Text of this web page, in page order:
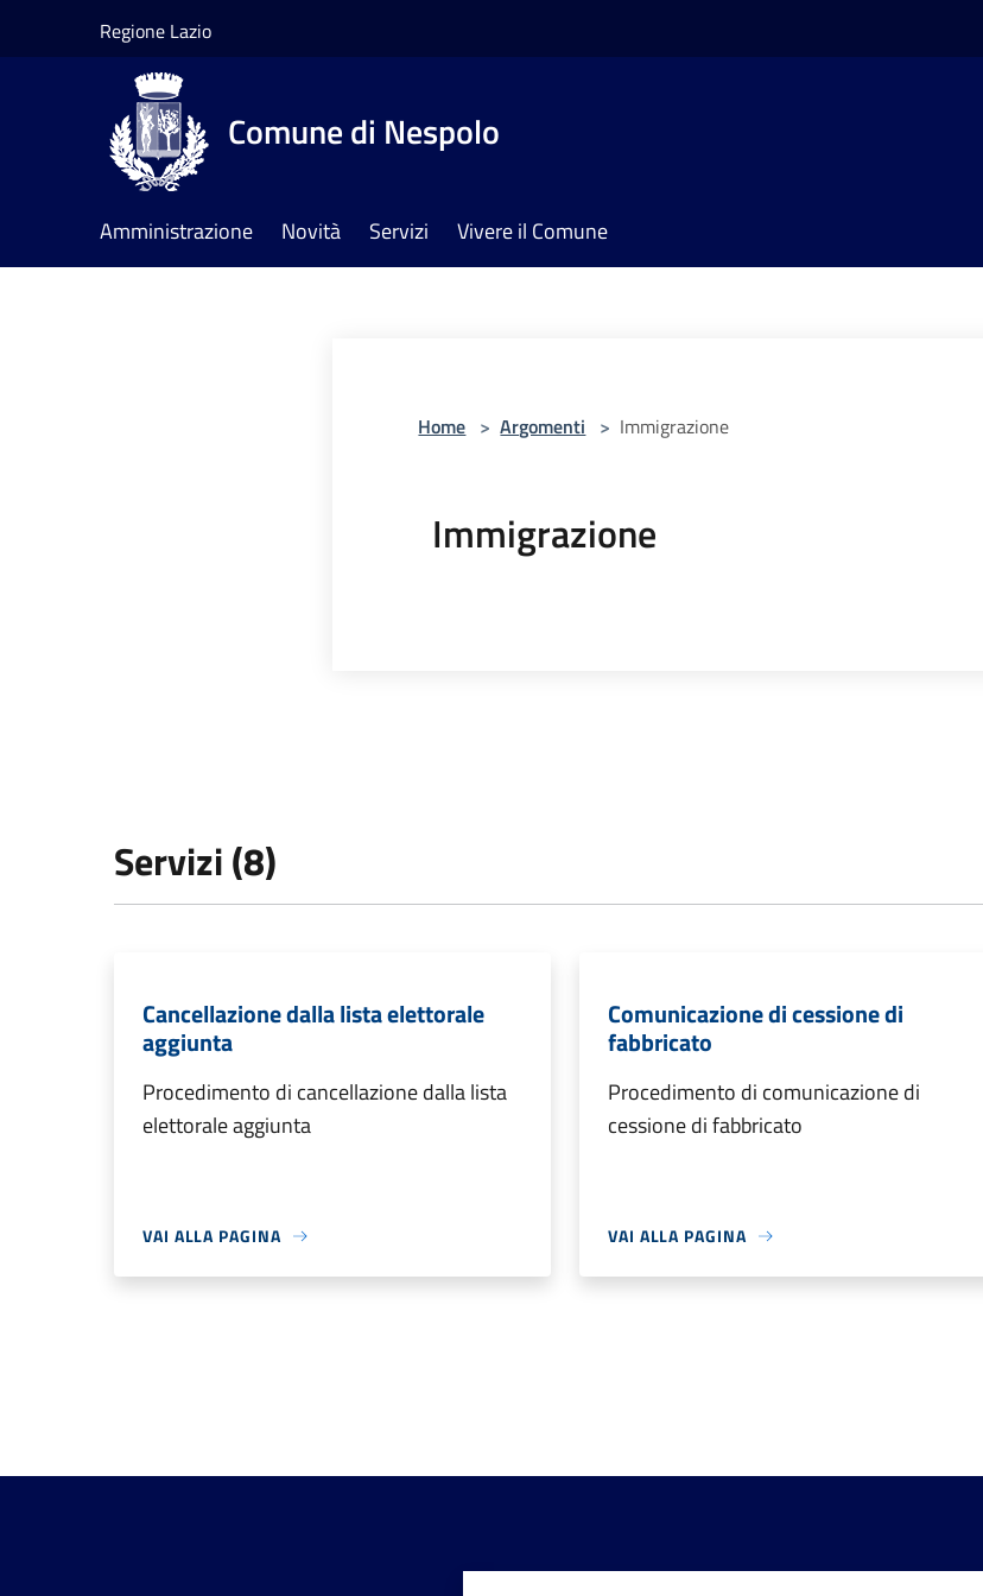
Regione Lazio
Comune di Nespolo
Amministrazione Novità Servizi Vivere il Comune
Home > Argomenti > Immigrazione
Immigrazione
Servizi (8)
Cancellazione dalla lista elettorale
aggiunta
Procedimento di cancellazione dalla lista
elettorale aggiunta
VAI ALLA PAGINA
Comunicazione di cessione di
fabbricato
Procedimento di comunicazione di
cessione di fabbricato
VAI ALLA PAGINA